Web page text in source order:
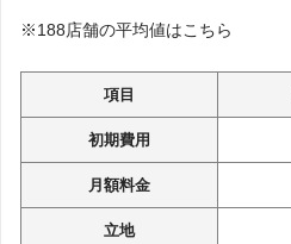
※188店舗の平均値はこちら
項目
初期費用
月額料金
立地